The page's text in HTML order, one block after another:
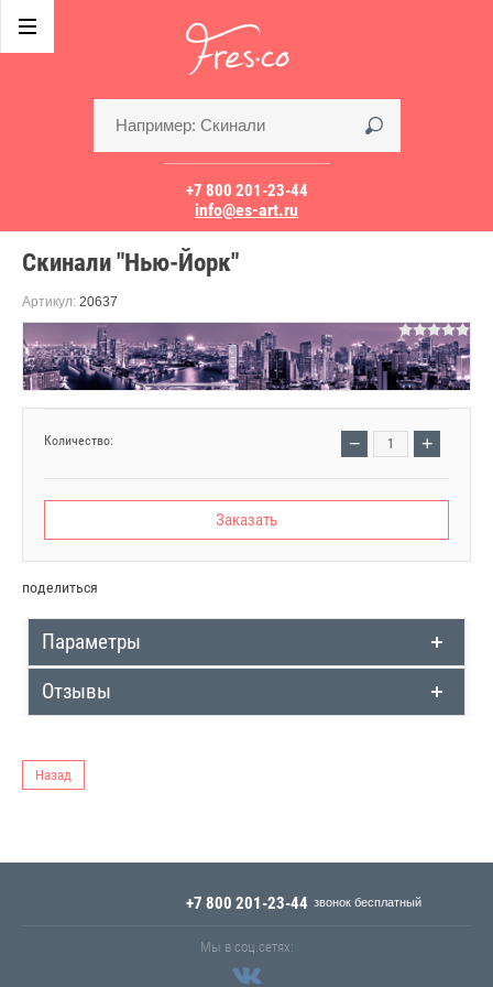
+7 800 201-23-44
info@es-art.ru
Скинали "Нью-Йорк"
Артикул: 20637
Количество: − +
Заказать
поделиться
Параметры
Отзывы
Назад
+7 800 201-23-44
Мы в соц.сетях: